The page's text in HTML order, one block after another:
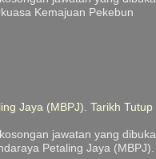
Kemajuan Pekebun
Jaya (MBPJ). Tarikh Tutup
jawatan yang dibuka
Petaling Jaya (MBPJ).